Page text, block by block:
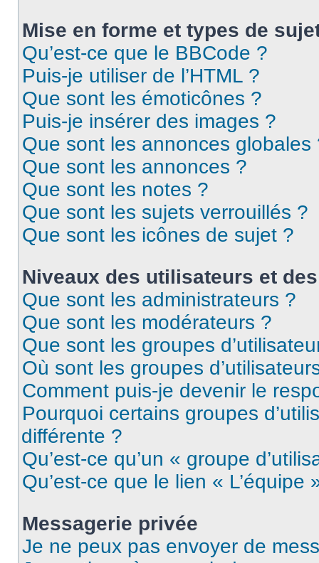
Mise en forme et types de
Qu’est-ce que le BBCode ?
Puis-je utiliser de l’HTML ?
Que sont les émoticônes ?
Puis-je insérer des images ?
Que sont les annonces globales
Que sont les annonces ?
Que sont les notes ?
Que sont les sujets verrouillés ?
Que sont les icônes de sujet ?
Niveaux des utilisateurs et
Que sont les administrateurs ?
Que sont les modérateurs ?
Que sont les groupes
Où sont les groupes
Comment puis-je devenir le
Pourquoi certains groupes
différente ?
Qu’est-ce qu’un « groupe
Qu’est-ce que le lien « L’équipe
Messagerie privée
Je ne peux pas envoyer de